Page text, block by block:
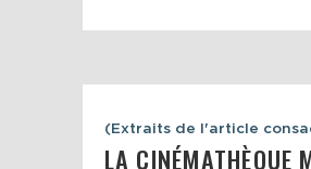
(Extraits de l'article
LA CINÉMATHÈQUE